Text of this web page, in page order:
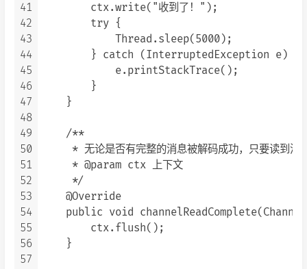
41
42
43
44
45
46
47
48
49
50
51
52
53
54
55
56
57
        ctx.write("收到了！");
        try {
            Thread.sleep(5000);
        } catch (InterruptedException e) {
            e.printStackTrace();
        }
    }
    /**
* 无论是否有完整的消息被解码成功，只要读到
     * @param ctx 上下文
     */
    @Override
public void
        ctx.flush();
    }